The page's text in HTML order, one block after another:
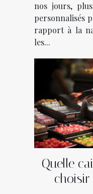
nos jours,
personnalisés
rapport à la
les...
Quelle
choisir